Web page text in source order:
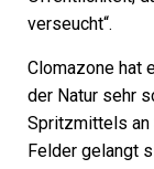
verseucht“.
Clomazone hat
der Natur sehr
Spritzmittels an
Felder gelangt